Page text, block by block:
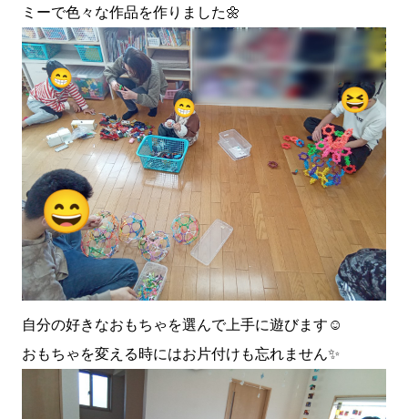
ミーで色々な作品を作りました🌼
自分の好きなおもちゃを選んで上手に遊びます☺️
おもちゃを変える時にはお片付けも忘れません✨